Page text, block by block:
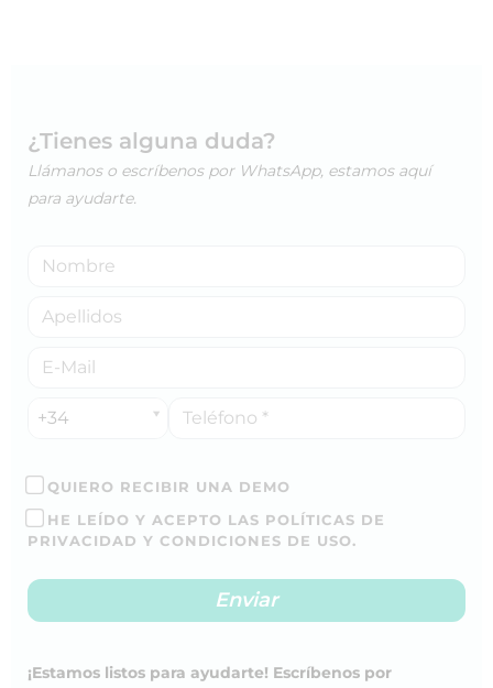
¿Tienes alguna duda?
Llámanos o escríbenos por WhatsApp, estamos aquí
para ayudarte.
+34
QUIERO RECIBIR UNA DEMO
HE LEÍDO Y ACEPTO LAS POLÍTICAS DE
PRIVACIDAD Y CONDICIONES DE USO.
¡Estamos listos para ayudarte! Escríbenos por